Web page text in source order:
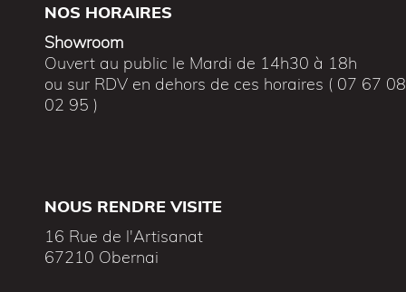
NOS HORAIRES
Showroom
Ouvert au public le Mardi de 14h30 à 18h
ou sur RDV en dehors de ces horaires ( 07 67 08
02 95 )
NOUS RENDRE VISITE
16 Rue de l'Artisanat
67210 Obernai